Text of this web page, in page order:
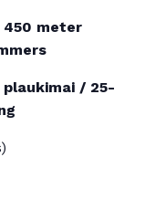
450 meter
/ 25-